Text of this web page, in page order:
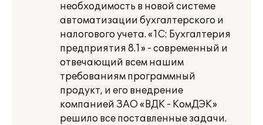
необходимость в новой системе
автоматизации бухгалтерского и
налогового учета. «1С: Бухгалтерия
предприятия 8.1» - современный и
отвечающий всем нашим
требованиям программный
продукт, и его внедрение
компанией ЗАО «ВДК - КомДЭК»
решило все поставленные задачи.